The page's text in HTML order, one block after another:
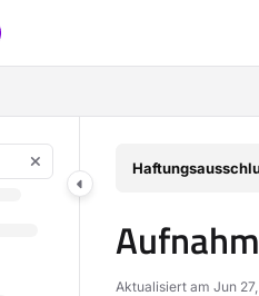
exploring further.
Aktualisiert am Jun